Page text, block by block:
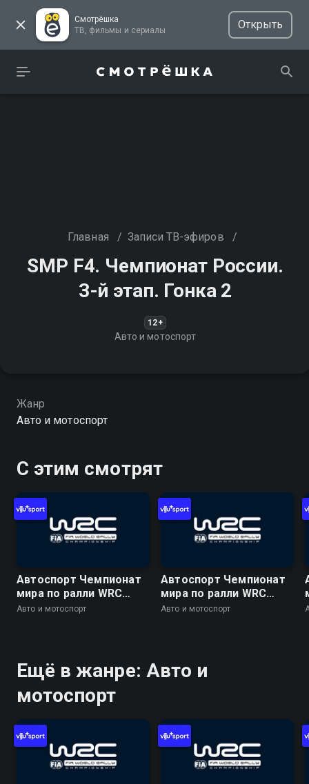
Смотрёшка
ТВ, фильмы и сериалы
Открыть
Главная / Записи ТВ-эфиров /
SMP F4. Чемпионат России.
3-й этап. Гонка 2
12+
Авто и мотоспорт
Жанр
Авто и мотоспорт
С этим смотрят
Автоспорт Чемпионат
мира по ралли WRC
2026. 10 этап. Ралли
Авто и мотоспорт
Автоспорт Чемпионат
мира по ралли WRC
2026. 10 этап. Ралли
Авто и мотоспорт
Ещё в жанре: Авто и
мотоспорт